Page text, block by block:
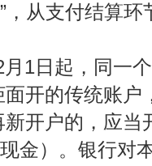
，从支付结算
1日起，同一
面开的传统账户
新开户的，应
金）。银行对